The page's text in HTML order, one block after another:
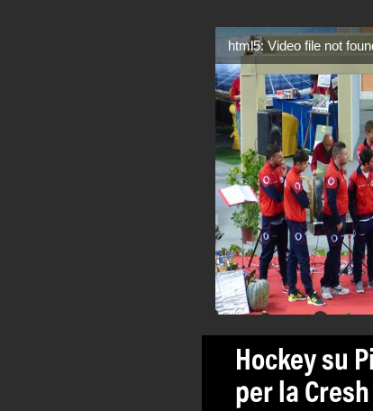
html5: Video file not
Hockey su
per la